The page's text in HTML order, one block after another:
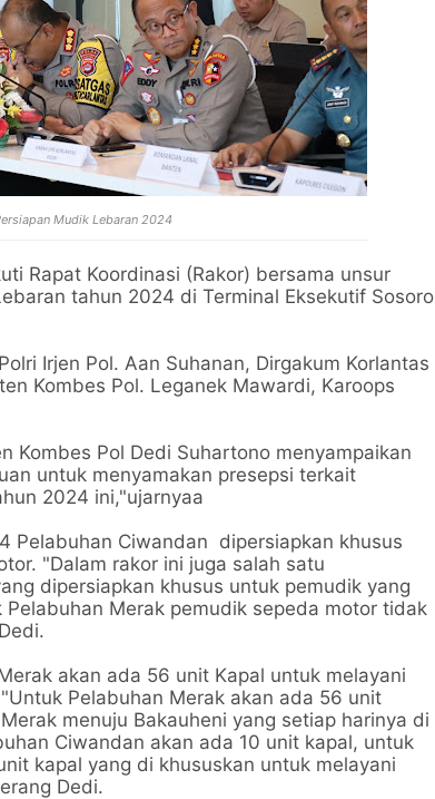
Mudik Lebaran 2024
Rapat Koordinasi (Rakor) bersama unsur
tahun 2024 di Terminal Eksekutif Sosoro
Irjen Pol. Aan Suhanan, Dirgakum Korlantas
Kombes Pol. Leganek Mawardi, Karoops
Kombes Pol Dedi Suhartono menyampaikan
untuk menyamakan presepsi terkait
2024 ini,"ujarnyaa
Pelabuhan Ciwandan dipersiapkan khusus
"Dalam rakor ini juga salah satu
dipersiapkan khusus untuk pemudik yang
Merak pemudik sepeda motor tidak
akan ada 56 unit Kapal untuk melayani
Pelabuhan Merak akan ada 56 unit
menuju Bakauheni yang setiap harinya di
Ciwandan akan ada 10 unit kapal, untuk
kapal yang di khususkan untuk melayani
Dedi.